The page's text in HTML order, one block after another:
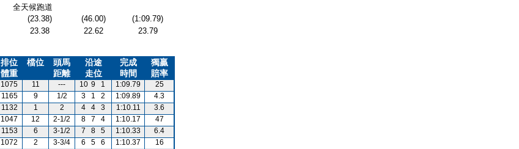
全天候跑道
(23.38) (46.00)
(1:09.79)
23.38 22.62
23.79
排位
體重
檔位
頭馬
距離
沿途
走位
完成
時間
獨贏
賠率
1075 11 --- 10 9 1 1:09.79
25
1165 9 1/2 3 1 2 1:09.89
4.3
1132 1 2 4 4 3 1:10.11
3.6
1047 12 2-1/2 8 7 4 1:10.17
47
1153 6 3-1/2 7 8 5 1:10.33
6.4
1072 2 3-3/4 6 5 6 1:10.37
16